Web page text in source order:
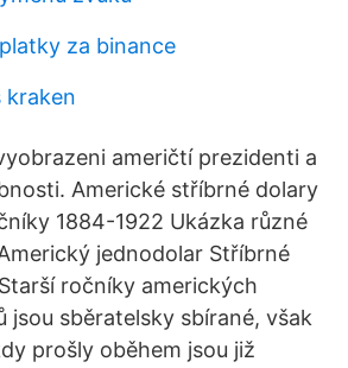
za binance
kraken
američtí prezidenti a
Americké stříbrné dolary
1884-1922 Ukázka různé
jednodolar Stříbrné
ročníky amerických
jsou sběratelsky sbírané, však
prošly oběhem jsou již